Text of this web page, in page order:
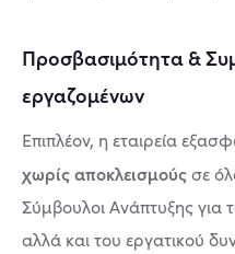
Προσβασιμότητα &
εργαζομένων
Επιπλέον, η εταιρεία
χωρίς αποκλεισμούςσε
Σύμβουλοι Ανάπτυξης για
αλλά και του εργατικού